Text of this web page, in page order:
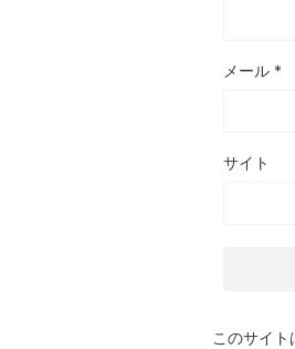
メール *
サイト
このサイト